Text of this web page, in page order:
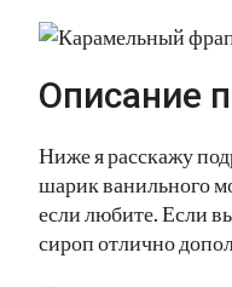
Описание
Ниже я расскажу
шарик ванильного
если любите. Если
сироп отлично